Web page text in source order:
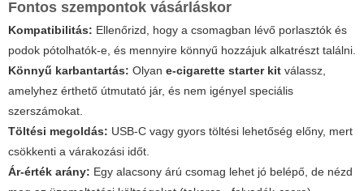
Fontos szempontok vásárláskor
Kompatibilitás: Ellenőrizd, hogy a csomagban lévő porlasztók és
podok pótolhatók-e, és mennyire könnyű hozzájuk alkatrészt találni.
Könnyű karbantartás: Olyan e-cigarette starter kit válassz,
amelyhez érthető útmutató jár, és nem igényel speciális
szerszámokat.
Töltési megoldás: USB-C vagy gyors töltési lehetőség előny, mert
csökkenti a várakozási időt.
Ár-érték arány: Egy alacsony árú csomag lehet jó belépő, de nézd